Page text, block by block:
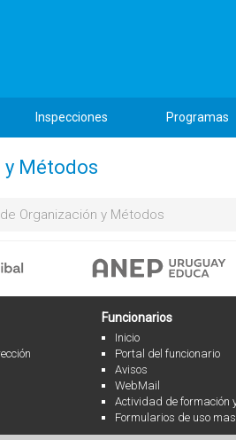
Inspecciones Programas
y Métodos
Organización y Métodos
Funcionarios
Inicio
Portal del funcionario
Avisos
WebMail
Actividad de formación
Formularios de uso